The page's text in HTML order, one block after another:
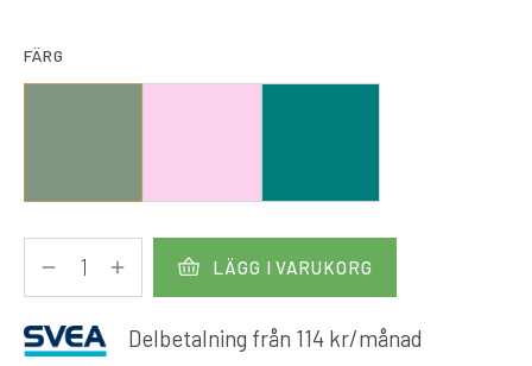
FÄRG
LÄGG I VARUKORG
Delbetalning från 114 kr/månad